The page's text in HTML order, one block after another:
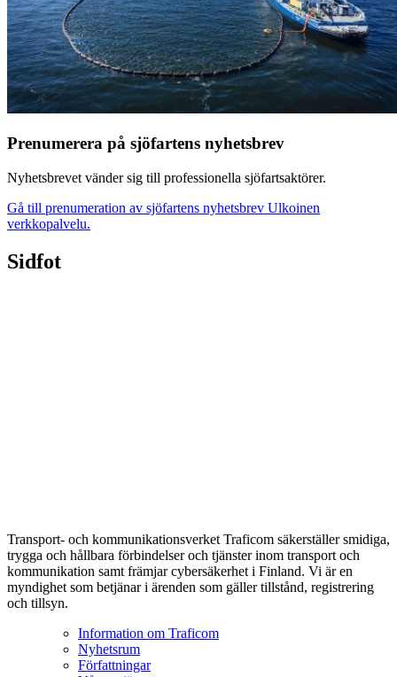
Prenumerera på sjöfartens nyhetsbrev
Nyhetsbrevet vänder sig till professionella sjöfartsaktörer.
Gå till prenumeration av sjöfartens nyhetsbrev Ulkoinen
verkkopalvelu.
Sidfot
Transport- och kommunikationsverket Traficom säkerställer smidiga,
trygga och hållbara förbindelser och tjänster inom transport och
kommunikation samt främjar cybersäkerhet i Finland. Vi är en
myndighet som betjänar i ärenden som gäller tillstånd, registrering
och tillsyn.
Information om Traficom
Nyhetsrum
Författningar